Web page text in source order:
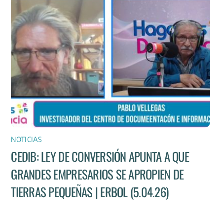
NOTICIAS
CEDIB: LEY DE CONVERSIÓN APUNTA A QUE
GRANDES EMPRESARIOS SE APROPIEN DE
TIERRAS PEQUEÑAS | ERBOL (5.04.26)